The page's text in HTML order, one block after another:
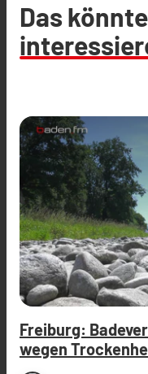
Das
Freiburg:
wegen